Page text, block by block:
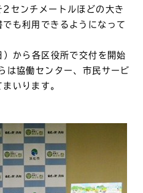
センチメートルほどの大き
も利用できるようになって
から各区役所で交付を開始
協働センター、市民サービ
いります。